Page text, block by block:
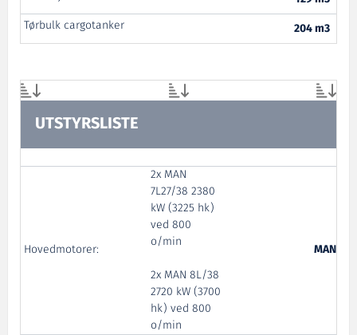
Tørbulk cargotanker
204 m3
UTSTYRSLISTE
Hovedmotorer:
2x MAN
7L27/38 2380
kW (3225 hk)
ved 800
o/min
2x MAN 8L/38
2720 kW (3700
hk) ved 800
o/min
MAN